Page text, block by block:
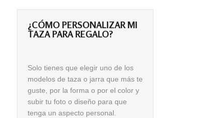
¿CÓMO PERSONALIZAR MI
TAZA PARA REGALO?
Solo tienes que elegir uno de los
modelos de taza o jarra que más te
guste, por la forma o por el colory
subir tu foto o diseño para que
tenga un aspecto personal.